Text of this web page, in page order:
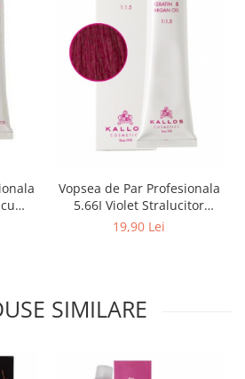
Vopsea de Par Profesionala
5.66I Violet Stralucitor
Kallos Kjmn (100 ml)
19,90 Lei
SIMILARE